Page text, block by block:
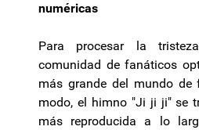
numéricas
Para procesar la
comunidad de fanáticos
más grande del mundo de
modo, el himno "Ji ji ji" se
más reproducida a lo